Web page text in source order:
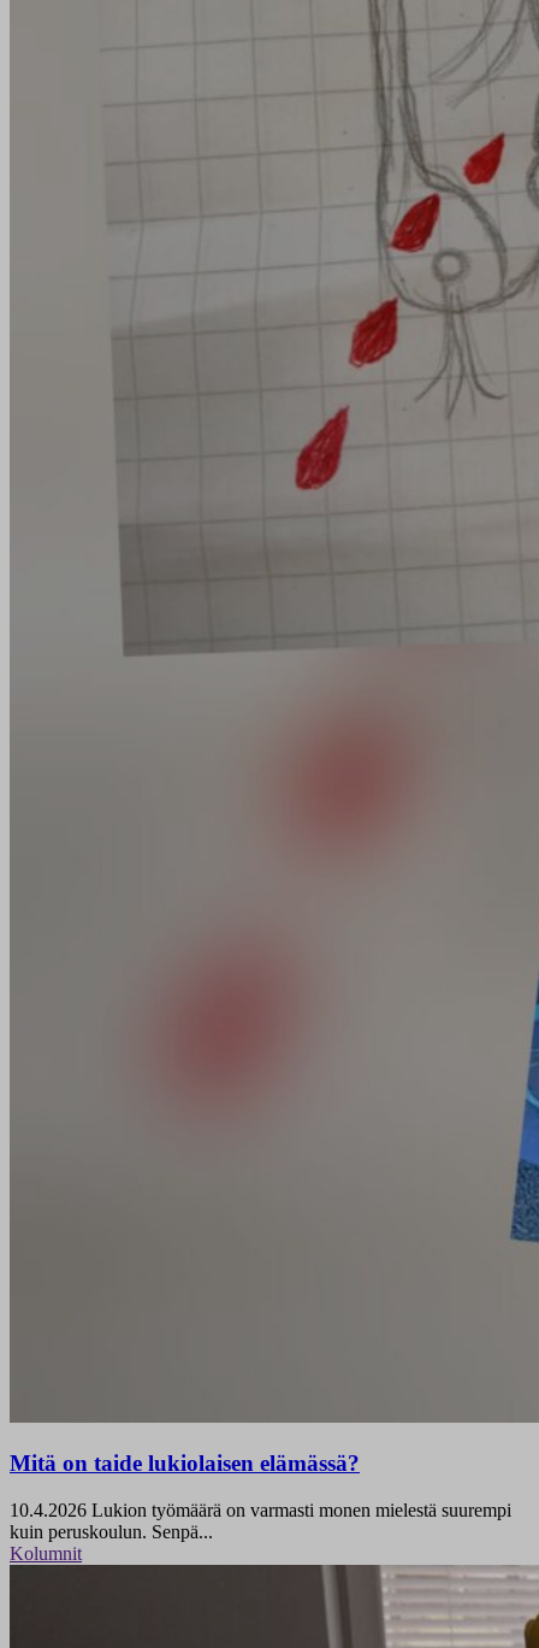
Mitä on taide lukiolaisen elämässä?
10.4.2026 Lukion työmäärä on varmasti monen mielestä suurempi
kuin peruskoulun. Senpä...
Kolumnit